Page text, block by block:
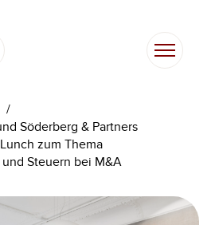
/
Söderberg & Partners
zum Thema
Steuern bei M&A